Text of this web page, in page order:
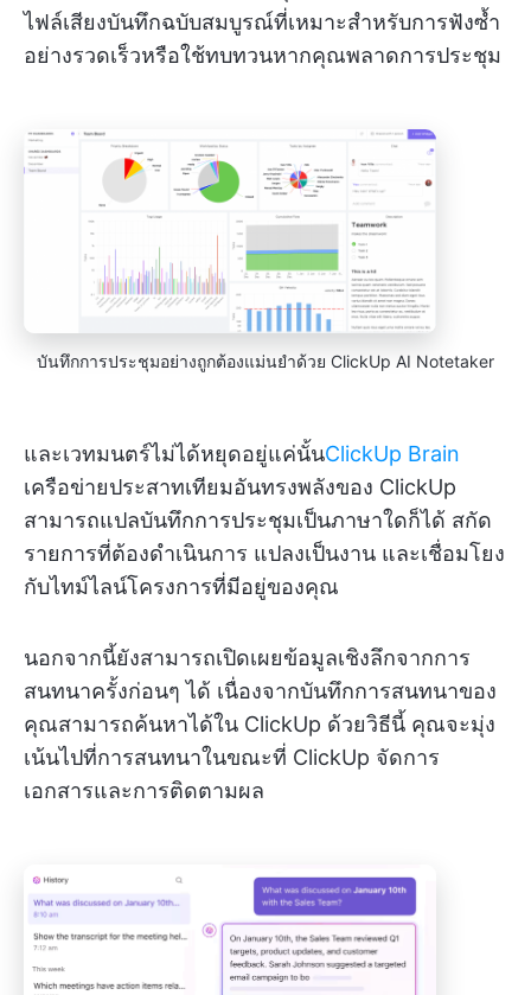
ไฟล์เสียงบันทึกฉบับสมบูรณ์ที่เหมาะสำหรับการฟังซ้ำ
อย่างรวดเร็วหรือใช้ทบทวนหากคุณพลาดการประชุม
บันทึกการประชุมอย่างถูกต้องแม่นยำด้วย ClickUp AI Notetaker
และเวทมนตร์ไม่ได้หยุดอยู่แค่นั้นClickUp Brain
เครือข่ายประสาทเทียมอันทรงพลังของ ClickUp
สามารถแปลบันทึกการประชุมเป็นภาษาใดก็ได้ สกัด
รายการที่ต้องดำเนินการ แปลงเป็นงาน และเชื่อมโยง
กับไทม์ไลน์โครงการที่มีอยู่ของคุณ
นอกจากนี้ยังสามารถเปิดเผยข้อมูลเชิงลึกจากการ
สนทนาครั้งก่อนๆ ได้ เนื่องจากบันทึกการสนทนาของ
คุณสามารถค้นหาได้ใน ClickUp ด้วยวิธีนี้ คุณจะมุ่ง
เน้นไปที่การสนทนาในขณะที่ ClickUp จัดการ
เอกสารและการติดตามผล